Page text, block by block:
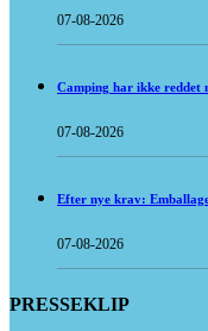
07-08-2026
Camping har ikke reddet
07-08-2026
Efter nye krav:
07-08-2026
PRESSEKLIP